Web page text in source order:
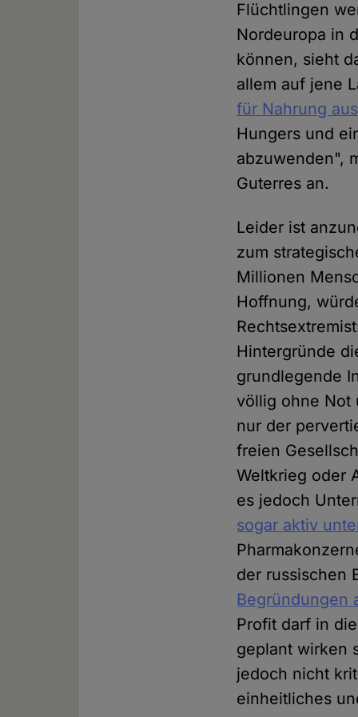
Flüchtlingen
Nordeuropa in
können, sieht
allem auf jene
für Nahrung
Hungers und
abzuwenden",
Guterres an.
Leider ist
zum
Millionen
Hoffnung,
Hintergründe
grundlegende
völlig ohne Not
nur der
freien
Weltkrieg oder
es jedoch
sogar aktiv
der russischen
Begründungen
Profit darf in
geplant wirken
jedoch nicht
einheitliches